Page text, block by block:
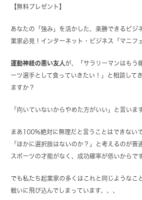
【無料プレゼント】
あなたの「強み」を活かした、楽勝できるビ
業家必見！インターネット・ビジネス「マニフ
運動神経の悪い友人 が、「サラリーマンはもう
ーツ選手として食っていきたい！」と相談して
ますか？
「向いていないからやめた方がいい」と言いま
まあ100%絶対に無理だと言うことはできない
「ほかに選択肢はないのか？」と考えるのが普
スポーツの才能がなく、成功確率が低いからです
でも私たち起業家の多くはこれと同じようなこ
戦いに飛び込んでしまっています、、、